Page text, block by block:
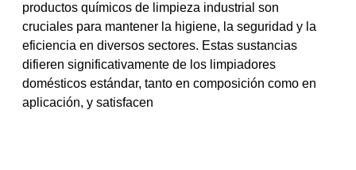
productos químicos de limpieza industrial son
cruciales para mantener la higiene, la seguridad y la
eficiencia en diversos sectores. Estas sustancias
difieren significativamente de los limpiadores
domésticos estándar, tanto en composición como en
aplicación, y satisfacen